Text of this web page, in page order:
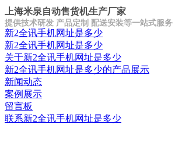
上海米泉自动售货机生产厂家
提供技术研发 产品定制 配送安装等一站式服务
新2全讯手机网址是多少
新2全讯手机网址是多少
关于新2全讯手机网址是多少
新2全讯手机网址是多少的产品展示
新闻动态
案例展示
留言板
联系新2全讯手机网址是多少